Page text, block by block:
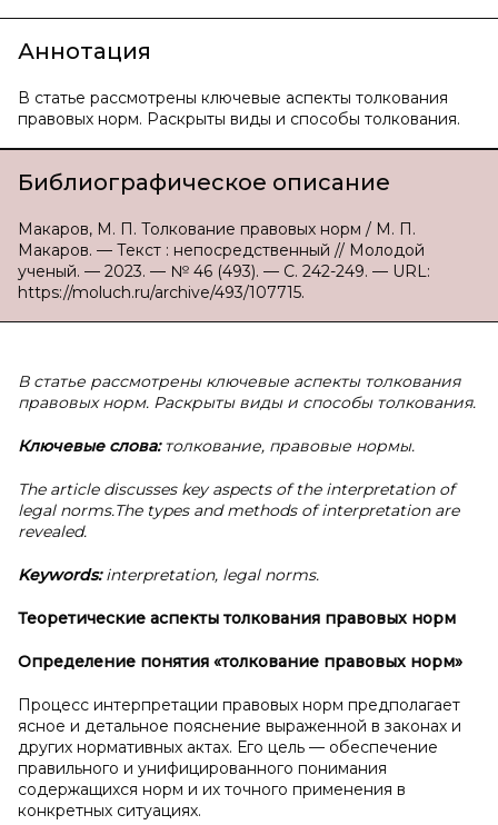
Аннотация
В статье рассмотрены ключевые аспекты толкования
правовых норм. Раскрыты виды и способы толкования.
Библиографическое описание
Макаров, М. П. Толкование правовых норм / М. П.
Макаров. — Текст : непосредственный // Молодой
ученый. — 2023. — № 46 (493). — С. 242-249. — URL:
https://moluch.ru/archive/493/107715.
В статье рассмотрены ключевые аспекты толкования
правовых норм. Раскрыты виды и способы толкования.
Ключевые слова:толкование, правовые нормы.
The article discusses key aspects of the interpretation of
legal norms.The types and methods of interpretation are
revealed.
Keywords:interpretation, legal norms.
Теоретические аспекты толкования правовых норм
Определение понятия «толкование правовых норм»
Процесс интерпретации правовых норм предполагает
ясное и детальное пояснение выраженной в законах и
других нормативных актах. Его цель — обеспечение
правильного и унифицированного понимания
содержащихся норм и их точного применения в
конкретных ситуациях.